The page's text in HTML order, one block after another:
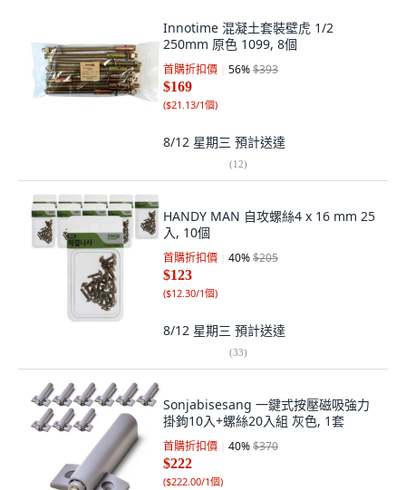
Innotime 混凝土套裝壁虎 1/2
250mm 原色 1099, 8個
首購折扣價 56%$393
$169
($21.13/1個)
8/12 星期三 預計送達
(12)
HANDY MAN 自攻螺絲4 x 16 mm 25
入, 10個
首購折扣價 40%$205
$123
($12.30/1個)
8/12 星期三 預計送達
(33)
Sonjabisesang 一鍵式按壓磁吸強力
掛鉤10入+螺絲20入組 灰色, 1套
首購折扣價 40%$370
$222
($222.00/1個)